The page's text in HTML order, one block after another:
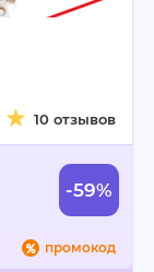
10 отзывов
-59%
промокод